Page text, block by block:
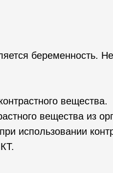
беременность.
вещества.
вещества из
использовании